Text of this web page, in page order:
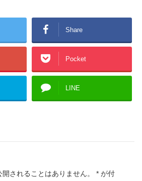
Share
Pocket
LINE
されることはありません。 * が付